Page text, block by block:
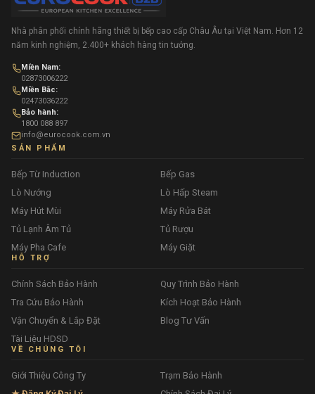
Nhà phân phối chính hãng thiết bị bếp cao cấp Châu Âu tại Việt Nam. Hơn 12
năm kinh nghiệm, 2.400+ khách hàng tin tưởng.
Miền Nam:
02873006222
Miền Bắc:
02473036222
Bảo hành:
1800 088 897
info@eurocook.com.vn
SẢN PHẨM
Bếp Từ Induction
Bếp Gas
Lò Nướng
Lò Hấp Steam
Máy Hút Mùi
Máy Rửa Bát
Tủ Lạnh Âm Tủ
Tủ Rượu
Máy Pha Cafe
Máy Giặt
HỖ TRỢ
Chính Sách Bảo Hành
Quy Trình Bảo Hành
Tra Cứu Bảo Hành
Kích Hoạt Bảo Hành
Vận Chuyển & Lắp Đặt
Blog Tư Vấn
Tài Liệu HDSD
VỀ CHÚNG TÔI
Giới Thiệu Công Ty
Trạm Bảo Hành